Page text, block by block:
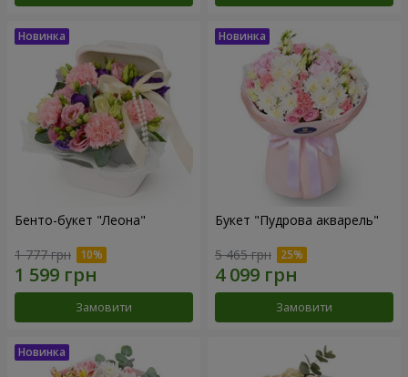
Бенто-букет "Леона"
1 777 грн
Замовити
Букет "Пудрова акварель"
5 465 грн
Замовити